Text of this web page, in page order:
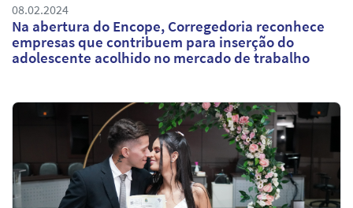
08.02.2024
Na abertura do Encope, Corregedoria reconhece
empresas que contribuem para inserção do
adolescente acolhido no mercado de trabalho